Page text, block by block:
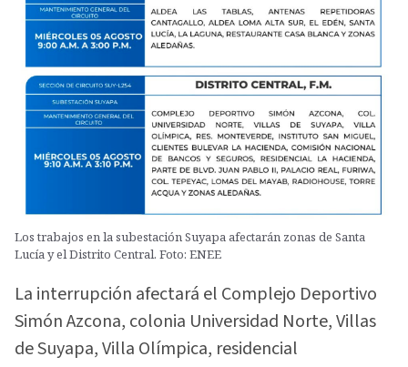
Los trabajos en la subestación Suyapa afectarán zonas de Santa
Lucía y el Distrito Central. Foto: ENEE
La interrupción afectará el Complejo Deportivo
Simón Azcona, colonia Universidad Norte, Villas
de Suyapa, Villa Olímpica, residencial